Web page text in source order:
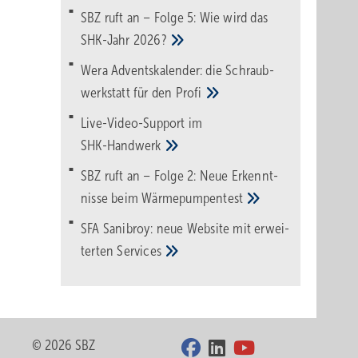
SBZ ruft an – Folge 5: Wie wird das
SHK-Jahr 2026?
Wera Adventskalender: die Schraub­
werk­statt für den Pro­fi
Live-Video-Support im
SHK-Handwerk
SBZ ruft an – Folge 2: Neue Erkennt­
nisse beimWärme­pumpen­test
SFA Sanibroy: neue Web­site mit erwei­
tertenServices
© 2026 SBZ